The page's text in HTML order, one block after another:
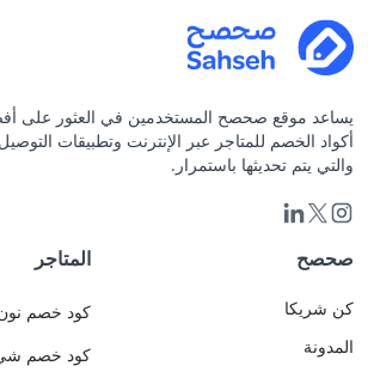
يساعد موقع صحصح المستخدمين في العثور على
أكواد الخصم للمتاجر عبر الإنترنت وتطبيقات التوصيل
والتي يتم تحديثها باستمرار.
صحصح
كن شريكا
المدونة
المتاجر
كود خصم
كود خصم